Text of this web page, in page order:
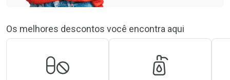
Os melhores descontos você encontra aqui